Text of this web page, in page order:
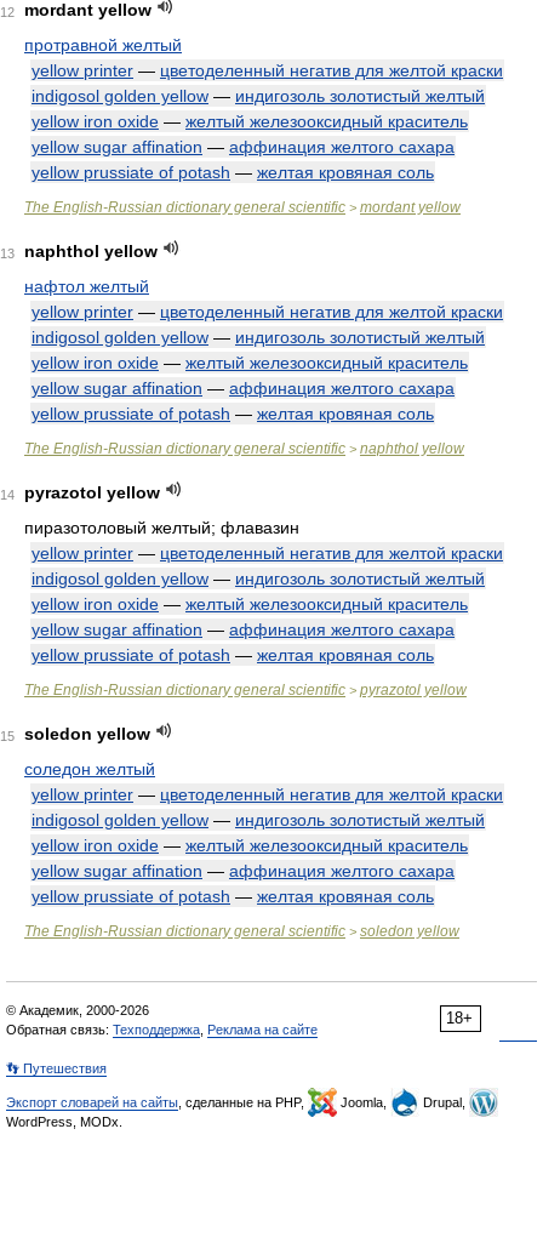
12
mordant yellow
протравной желтый
yellow printer — цветоделенный негатив для желтой краски
indigosol golden yellow — индигозоль золотистый желтый
yellow iron oxide — желтый железооксидный краситель
yellow sugar affination — аффинация желтого сахара
yellow prussiate of potash — желтая кровяная соль
The English-Russian dictionary general scientific > mordant yellow
13
naphthol yellow
нафтол желтый
yellow printer — цветоделенный негатив для желтой краски
indigosol golden yellow — индигозоль золотистый желтый
yellow iron oxide — желтый железооксидный краситель
yellow sugar affination — аффинация желтого сахара
yellow prussiate of potash — желтая кровяная соль
The English-Russian dictionary general scientific > naphthol yellow
14
pyrazotol yellow
пиразотоловый желтый; флавазин
yellow printer — цветоделенный негатив для желтой краски
indigosol golden yellow — индигозоль золотистый желтый
yellow iron oxide — желтый железооксидный краситель
yellow sugar affination — аффинация желтого сахара
yellow prussiate of potash — желтая кровяная соль
The English-Russian dictionary general scientific > pyrazotol yellow
15
soledon yellow
соледон желтый
yellow printer — цветоделенный негатив для желтой краски
indigosol golden yellow — индигозоль золотистый желтый
yellow iron oxide — желтый железооксидный краситель
yellow sugar affination — аффинация желтого сахара
yellow prussiate of potash — желтая кровяная соль
The English-Russian dictionary general scientific > soledon yellow
18+
© Академик, 2000-2026
Обратная связь: Техподдержка Реклама на сайте
👣 Путешествия
Экспорт словарей на сайты , сделанные на PHP, Joomla,
Drupal,
WordPress, MODx.